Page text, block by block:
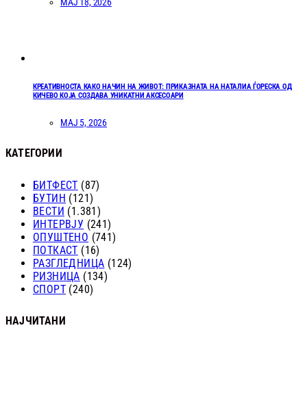
МАЈ 18, 2026
КРЕАТИВНОСТА КАКО НАЧИН НА ЖИВОТ: ПРИКАЗНАТА НА НАТАЛИА ЃОРЕСКА ОД
КИЧЕВО КОЈА СОЗДАВА УНИКАТНИ АКСЕСОАРИ
МАЈ 5, 2026
КАТЕГОРИИ
БИТФЕСТ (87)
БУТИН (121)
ВЕСТИ (1.381)
ИНТЕРВЈУ (241)
ОПУШТЕНО (741)
ПОТКАСТ (16)
РАЗГЛЕДНИЦА (124)
РИЗНИЦА (134)
СПОРТ (240)
НАЈЧИТАНИ